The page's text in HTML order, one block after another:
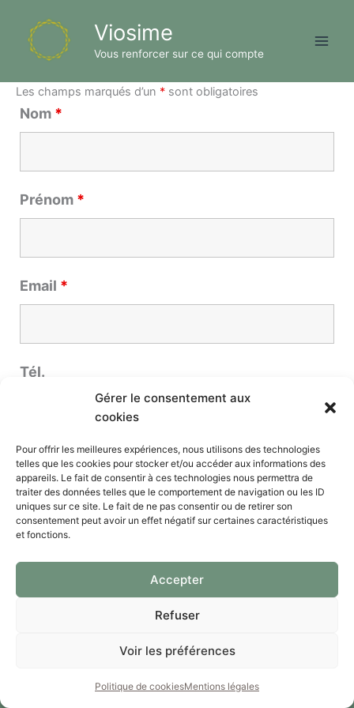
Gérer le consentement aux
cookies
Pour offrir les meilleures expériences, nous utilisons des technologies
telles que les cookies pour stocker et/ou accéder aux informations des
appareils. Le fait de consentir à ces technologies nous permettra de
traiter des données telles que le comportement de navigation ou les ID
uniques sur ce site. Le fait de ne pas consentir ou de retirer son
consentement peut avoir un effet négatif sur certaines caractéristiques
et fonctions.
Accepter
Refuser
Voir les préférences
Politique de cookiesMentions légales
contenu
Viosime
Vous renforcer sur ce qui compte
Les champs marqués d’un * sont obligatoires
Nom *
Prénom *
Email *
Tél.
Mentions légales
Copyright © 2023-2026 Viosime